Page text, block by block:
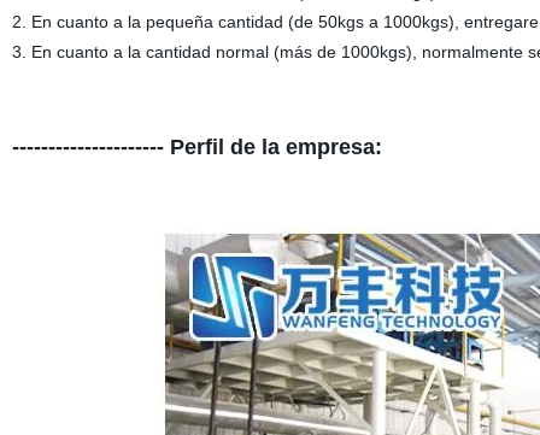
2. En cuanto a la pequeña cantidad (de 50kgs a 1000kgs),
3. En cuanto a la cantidad normal (más de 1000kgs), normalmente
--------------------- Perfil de la empresa: